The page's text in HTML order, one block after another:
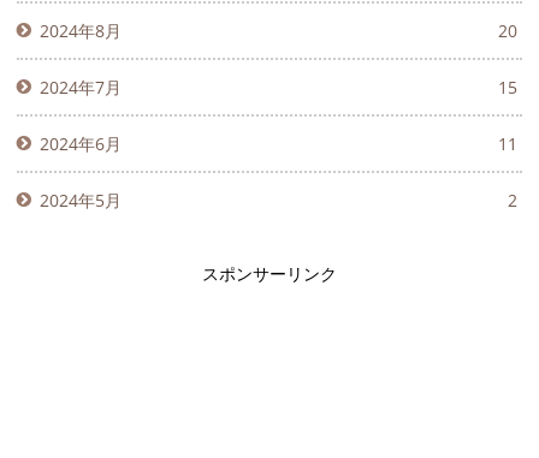
2024年8月 20
2024年7月 15
2024年6月 11
2024年5月 2
スポンサーリンク